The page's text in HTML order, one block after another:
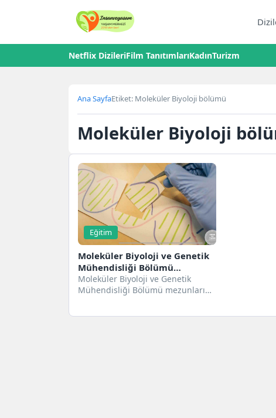
Netflix DizileriFilm TanıtımlarıKadınTurizm
Ana SayfaEtiket: Moleküler Biyoloji bölümü
Moleküler Biyoloji
Eğitim
Moleküler Biyoloji ve Genetik
Mühendisliği Bölümü
Hakkında
Moleküler Biyoloji ve Genetik
Mühendisliği Bölümü mezunları